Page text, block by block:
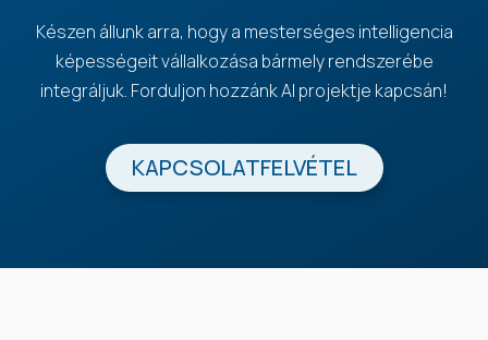
Készen állunk arra, hogy a mesterséges intelligencia
képességeit vállalkozása bármely rendszerébe
integráljuk. Forduljon hozzánk AI projektje kapcsán!
KAPCSOLATFELVÉTEL